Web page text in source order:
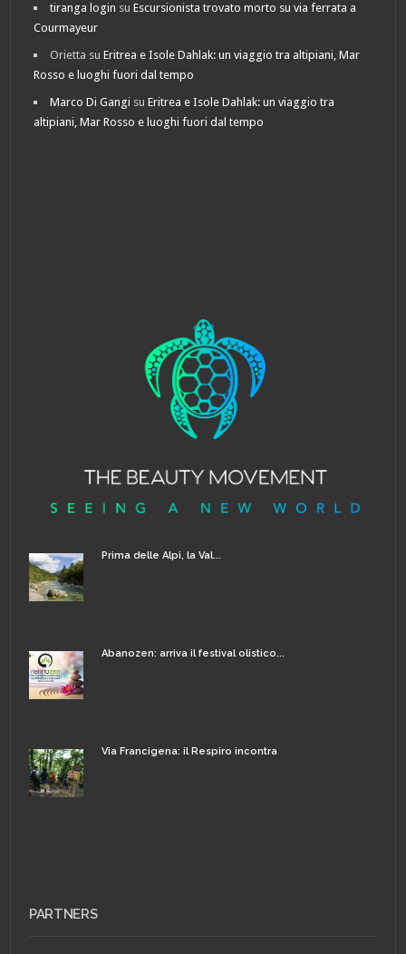
tiranga login suEscursionista trovato morto su via ferrata a
Courmayeur
Orietta suEritrea e Isole Dahlak: un viaggio tra altipiani, Mar
Rosso e luoghi fuori dal tempo
Marco Di Gangi suEritrea e Isole Dahlak: un viaggio tra
altipiani, Mar Rosso e luoghi fuori dal tempo
Prima delle Alpi, la Val...
Abanozen: arriva il festival olistico...
Via Francigena: il Respiro incontra
PARTNERS